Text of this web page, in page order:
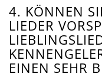
4. KÖNNEN
LIEDER
EINEN SEHR